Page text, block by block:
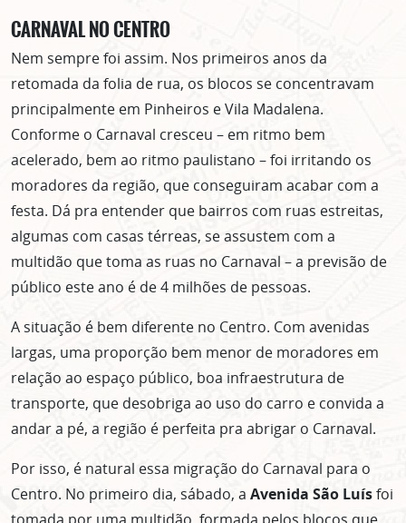
CARNAVAL NO CENTRO
Nem sempre foi assim. Nos primeiros anos da
retomada da folia de rua, os blocos se concentravam
principalmente em Pinheiros e Vila Madalena.
Conforme o Carnaval cresceu – em ritmo bem
acelerado, bem ao ritmo paulistano – foi irritando os
moradores da região, que conseguiram acabar com a
festa. Dá pra entender que bairros com ruas estreitas,
algumas com casas térreas, se assustem com a
multidão que toma as ruas no Carnaval – a previsão de
público este ano é de 4 milhões de pessoas.
A situação é bem diferente no Centro. Com avenidas
largas, uma proporção bem menor de moradores em
relação ao espaço público, boa infraestrutura de
transporte, que desobriga ao uso do carro e convida a
andar a pé, a região é perfeita pra abrigar o Carnaval.
Por isso, é natural essa migração do Carnaval para o
Centro. No primeiro dia, sábado, a Avenida São Luísfoi